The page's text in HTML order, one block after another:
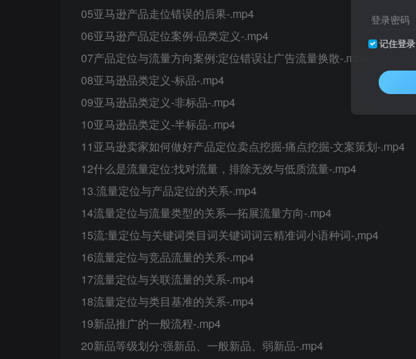
05亚马逊产品走位错误的后果-.mp4
06亚马逊产品定位案例-品类定义-.mp4
07产品定位与流量方向案例:定位错误让广告流量换散-.mp4
08亚马逊品类定义-标品-.mp4
09亚马逊品类定义-非标品-.mp4
10亚马逊品类定义-半标品-.mp4
11亚马逊卖家如何做好产品定位卖点挖掘-痛点挖掘-文案策划-.mp4
12什么是流量定位:找对流量，排除无效与低质流量-.mp4
13.流量定位与产品定位的关系-.mp4
14流量定位与流量类型的关系—拓展流量方向-.mp4
15流:量定位与关键词类目词关键词词云精准词小语种词-,mp4
16流量定位与竞品流量的关系-.mp4
17流量定位与关联流量的关系-.mp4
18流量定位与类目基准的关系-.mp4
19新品推广的一般流程-.mp4
20新品等级划分:强新品、一般新品、弱新品-.mp4
登录密码
记住登录